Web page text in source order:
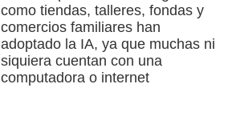
como tiendas, talleres, fondas y
comercios familiares han
adoptado la IA, ya que muchas ni
siquiera cuentan con una
computadora o internet